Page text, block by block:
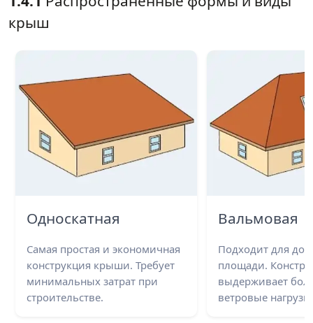
крыш
Односкатная
Самая простая и экономичная
конструкция крыши. Требует
минимальных затрат при
строительстве.
Вальмовая
Подходит для
площади.
выдерживает
ветровые